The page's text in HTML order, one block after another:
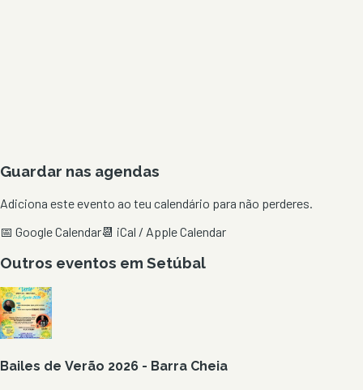
Guardar nas agendas
Adiciona este evento ao teu calendário para não perderes.
📅 Google Calendar📆 iCal / Apple Calendar
Outros eventos em Setúbal
Bailes de Verão 2026 - Barra Cheia